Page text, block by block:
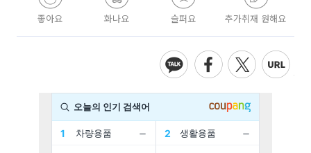
좋아요 화나요 슬퍼요 추가취재 원해요